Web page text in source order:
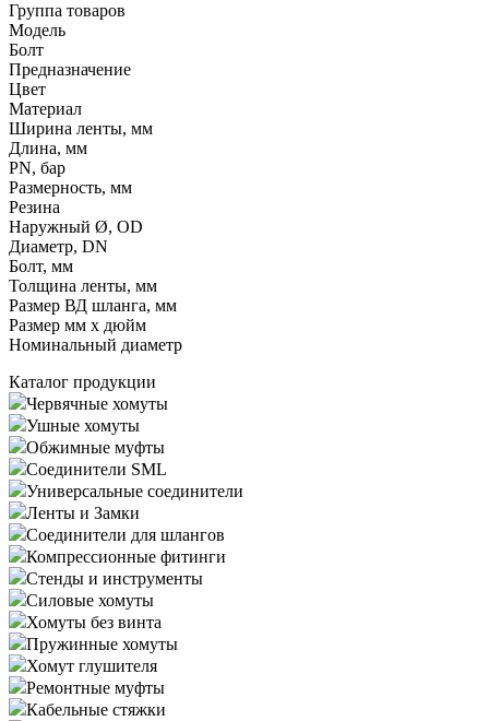
Группа товаров
Модель
Болт
Предназначение
Цвет
Материал
Ширина ленты, мм
Длина, мм
PN, бар
Размерность, мм
Резина
Наружный Ø, OD
Диаметр, DN
Болт, мм
Толщина ленты, мм
Размер ВД шланга, мм
Размер мм x дюйм
Номинальный диаметр
Каталог продукции
Червячные хомуты
Ушные хомуты
Обжимные муфты
Соединители SML
Универсальные соединители
Ленты и Замки
Соединители для шлангов
Компрессионные фитинги
Стенды и инструменты
Силовые хомуты
Хомуты без винта
Пружинные хомуты
Хомут глушителя
Ремонтные муфты
Кабельные стяжки